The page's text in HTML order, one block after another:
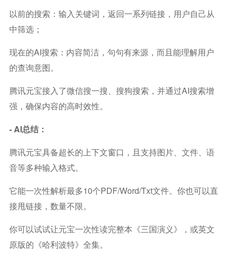
以前的搜索：输入关键词，返回一系列链接，用户自己从
中筛选；
现在的AI搜索：内容简洁，句句有来源，而且能理解用户
的查询意图。
腾讯元宝接入了微信搜一搜、搜狗搜索，并通过AI搜索增
强，确保内容的高时效性。
- AI总结：
腾讯元宝具备超长的上下文窗口，且支持图片、文件、语
音等多种输入格式。
它能一次性解析最多10个PDF/word/txt文件。你也可以直
接甩链接，数量不限。
你可以试试让元宝一次性读完整本《三国演义》，或英文
原版的《哈利波特》全集。